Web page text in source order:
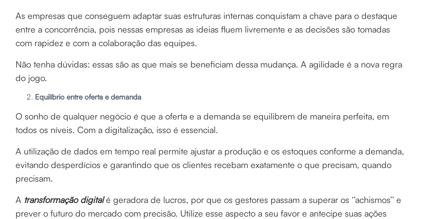
As empresas que conseguem adaptar suas estruturas internas conquistam a chave para o destaque
entre a concorrência, pois nessas empresas as ideias fluem livremente e as decisões são tomadas
com rapidez e com a colaboração das equipes.
Não tenha dúvidas: essas são as que mais se beneficiam dessa mudança. A agilidade é a nova regra
do jogo.
Equilíbrio entre oferta e demanda
O sonho de qualquer negócio é que a oferta e a demanda se equilibrem de maneira perfeita, em
todos os níveis. Com a digitalização, isso é essencial.
A utilização de dados em tempo real permite ajustar a produção e os estoques conforme a demanda,
evitando desperdícios e garantindo que os clientes recebam exatamente o que precisam, quando
precisam.
A transformação digitalé geradora de lucros, por que os gestores passam a superar os ‘’achismos’’ e
prever o futuro do mercado com precisão. Utilize esse aspecto a seu favor e antecipe suas ações